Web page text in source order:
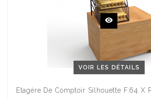
VOIR LES DÉTAILS
Etagère De Comptoir Silhouette F.64 X